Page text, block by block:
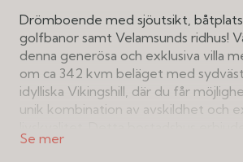
Drömboende med sjöutsikt,
golfbanor samt Velamsunds ridhus!
denna generösa och exklusiva villa
om ca 342 kvm beläget med
idylliska Vikingshill, där du får
unik kombination av avskildhet och
exceptionellt läge med fin sjöutsikt